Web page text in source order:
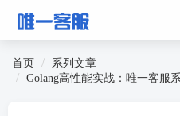
首页
系列文章
Golang高性能实战：唯一客服